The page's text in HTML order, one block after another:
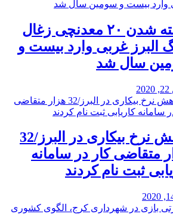
کشته شدن ۲۰ معدنچی زغال
البرز غربی وارد بیست و
سال شد
کاهش نرخ بیکاری در البرز/32
متقاضی کار در سامانه
ثبت نام کردند